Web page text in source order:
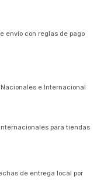
envío con reglas de pago
e Internacional
para tiendas
de entrega local por